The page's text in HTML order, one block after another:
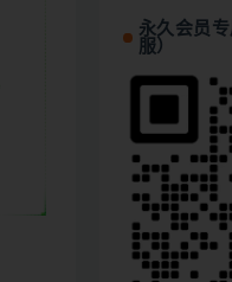
永久会员
服）